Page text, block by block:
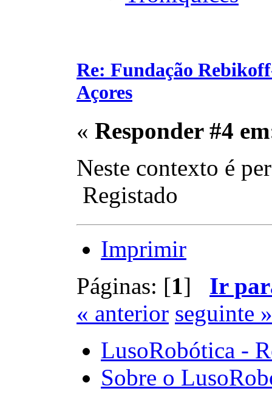
Re: Fundação
Açores
« Responder #4
Neste contexto é
Registado
Imprimir
Páginas: [1] Ir
« anterior seguinte »
LusoRobótica -
Sobre o